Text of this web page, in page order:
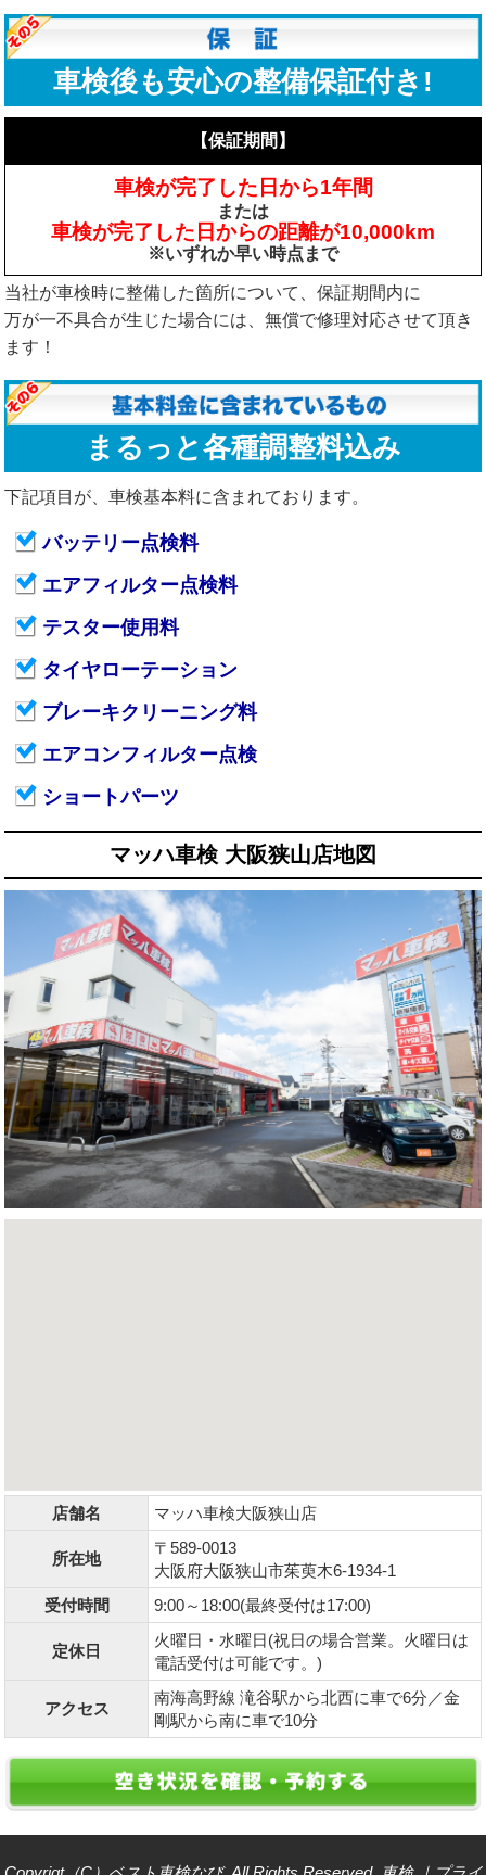
車検後も安心の整備保証付き!
【保証期間】
車検が完了した日から1年間
または
車検が完了した日からの距離が10,000km
※いずれか早い時点まで
当社が車検時に整備した箇所について、保証期間内に
万が一不具合が生じた場合には、無償で修理対応させて頂き
ます！
まるっと各種調整料込み
下記項目が、車検基本料に含まれております。
バッテリー点検料
エアフィルター点検料
テスター使用料
タイヤローテーション
ブレーキクリーニング料
エアコンフィルター点検
ショートパーツ
マッハ車検 大阪狭山店地図
店舗名 マッハ車検大阪狭山店
所在地
〒589-0013
大阪府大阪狭山市茱萸木6-1934-1
受付時間
9:00～18:00(最終受付は17:00)
定休日
火曜日・水曜日(祝日の場合営業。火曜日は
電話受付は可能です。)
アクセス
南海高野線 滝谷駅から北西に車で6分／金
剛駅から南に車で10分